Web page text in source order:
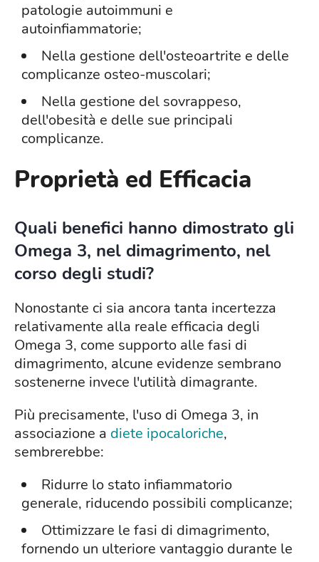
patologie autoimmuni e
autoinfiammatorie;
Nella gestione dell'osteoartrite e delle
complicanze osteo-muscolari;
Nella gestione del sovrappeso,
dell'obesità e delle sue principali
complicanze.
Proprietà ed Efficacia
Quali benefici hanno dimostrato gli
Omega 3, nel dimagrimento, nel
corso degli studi?
Nonostante ci sia ancora tanta incertezza
relativamente alla reale efficacia degli
Omega 3, come supporto alle fasi di
dimagrimento, alcune evidenze sembrano
sostenerne invece l'utilità dimagrante.
Più precisamente, l'uso di Omega 3, in
associazione a diete ipocaloriche,
sembrerebbe:
Ridurre lo stato infiammatorio
generale, riducendo possibili complicanze;
Ottimizzare le fasi di dimagrimento,
fornendo un ulteriore vantaggio durante le